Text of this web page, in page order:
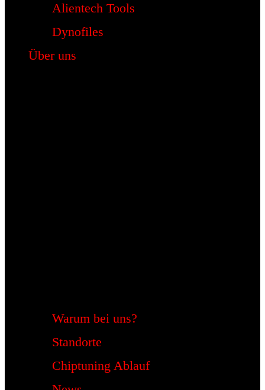
Alientech Tools
Dynofiles
Über uns
Warum bei uns?
Standorte
Chiptuning Ablauf